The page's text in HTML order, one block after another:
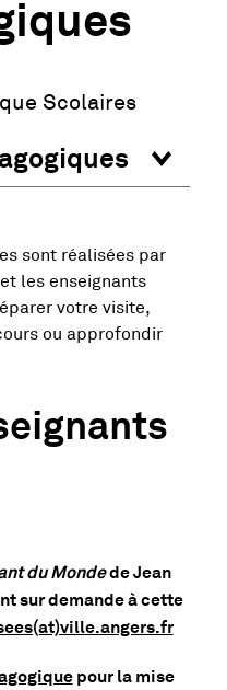
Scolaires
sont réalisées par
les enseignants
votre visite,
ou approfondir
du Mondede Jean
sur demande à cette
,
, Ouvre une
pour la mise